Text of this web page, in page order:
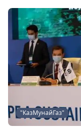
"КазМунайГаз"